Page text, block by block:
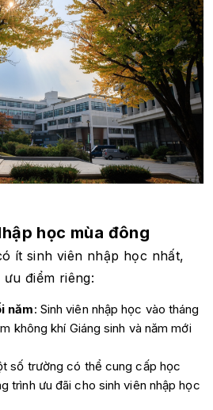
học mùa đông
ít sinh viên nhập học nhất,
điểm riêng:
năm: Sinh viên nhập học vào tháng
không khí Giáng sinh và năm mới
số trường có thể cung cấp học
trình ưu đãi cho sinh viên nhập học